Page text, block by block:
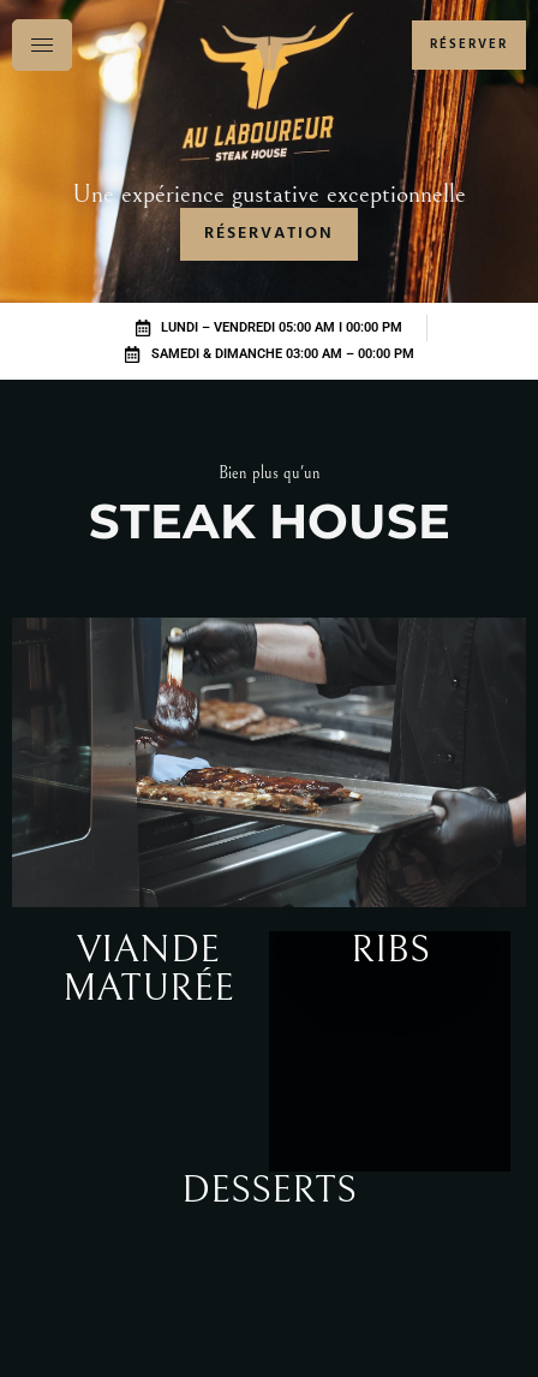
RÉSERVER
Une expérience gustative exceptionnelle
RÉSERVATION
LUNDI – VENDREDI 05:00 AM I 00:00 PM
SAMEDI & DIMANCHE 03:00 AM – 00:00 PM
Bien plus qu'un
STEAK HOUSE
VIANDE
MATURÉE
RIBS
DESSERTS